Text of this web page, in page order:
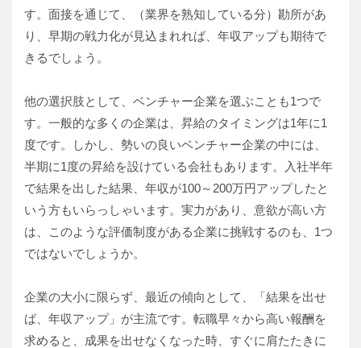
す。面接を通じて、（業界を熟知している分）勘所があ
り、早期の戦力化が見込まれれば、年収アップも期待で
きるでしょう。
他の選択肢として、ベンチャー企業を選ぶことも1つで
す。一般的な多くの企業は、昇給のタイミングは1年に1
度です。しかし、勢いの良いベンチャー企業の中には、
半期に1度の昇給を設けている会社もあります。入社半年
で結果を出した結果、年収が100～200万円アップしたと
いう方もいらっしゃいます。実力があり、意欲が高い方
は、このような評価制度がある企業に挑戦するのも、1つ
ではないでしょうか。
企業の大小に限らず、最近の傾向として、「結果を出せ
ば、年収アップ」が主流です。転職早々から高い報酬を
求めると、成果を出せなくなった時、すぐに肩たたきに